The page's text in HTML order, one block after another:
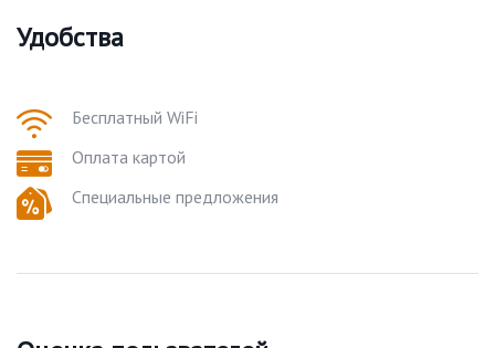
Удобства
Бесплатный WiFi
Оплата картой
Специальные предложения